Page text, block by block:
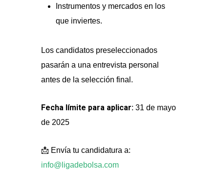
Instrumentos y mercados en los
que inviertes.
Los candidatos preseleccionados
pasarán a una entrevista personal
antes de la selección final.
Fecha límite para aplicar: 31 de mayo
de 2025
📩 Envía tu candidatura a:
info@ligadebolsa.com